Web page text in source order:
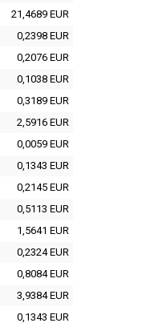
21,4689 EUR
0,2398 EUR
0,2076 EUR
0,1038 EUR
0,3189 EUR
2,5916 EUR
0,0059 EUR
0,1343 EUR
0,2145 EUR
0,5113 EUR
1,5641 EUR
0,2324 EUR
0,8084 EUR
3,9384 EUR
0,1343 EUR